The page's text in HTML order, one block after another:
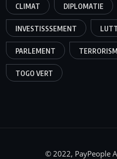
CLIMAT DIPLOMATIE
INVESTISSSEMENT
PARLEMENT
TOGO VERT
© 2022, PayPeople